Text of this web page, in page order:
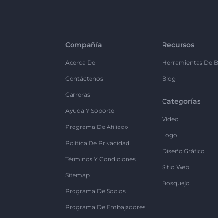
Compañía
Acerca De
Contáctenos
Carreras
Ayuda Y Soporte
Programa De Afiliado
Política De Privacidad
Términos Y Condiciones
Sitemap
Programa De Socios
Programa De Embajadores
Recursos
Herramientas De
Blog
Categorías
Vídeo
Logo
Diseño Gráfico
Sitio Web
Bosquejo